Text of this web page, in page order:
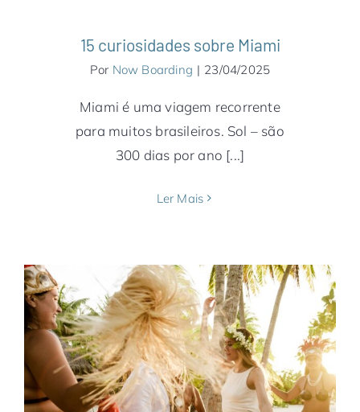
15 curiosidades sobre Miami
Por Now Boarding | 23/04/2025
Miami é uma viagem recorrente
para muitos brasileiros. Sol – são
300 dias por ano [...]
Ler Mais
6 hotéis que emolduraram sua festa de
casamento
América do Norte América do Sul Argentina
Chile
Estados Unidos Europa Grécia Hotéis &